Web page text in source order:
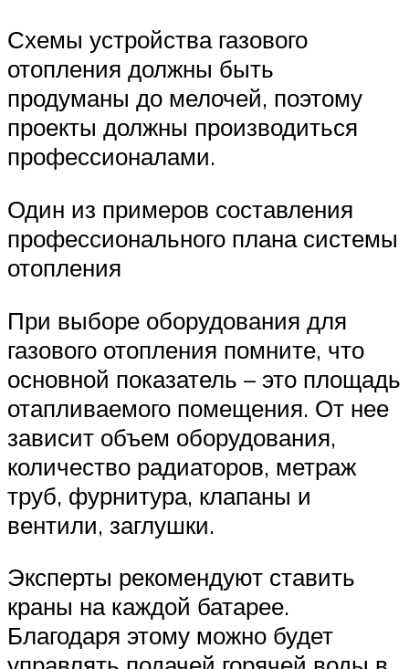
Схемы устройства газового
отопления должны быть
продуманы до мелочей, поэтому
проекты должны производиться
профессионалами.
Один из примеров составления
профессионального плана системы
отопления
При выборе оборудования для
газового отопления помните, что
основной показатель – это площадь
отапливаемого помещения. От нее
зависит объем оборудования,
количество радиаторов, метраж
труб, фурнитура, клапаны и
вентили, заглушки.
Эксперты рекомендуют ставить
краны на каждой батарее.
Благодаря этому можно будет